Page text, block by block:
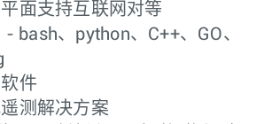
面支持互联网对等
bash、python、C++、GO、
件
测解决方案